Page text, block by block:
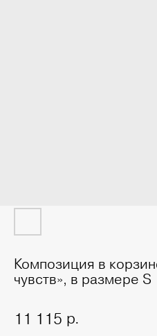
Композиция в
чувств», в размере S
11 115 р.